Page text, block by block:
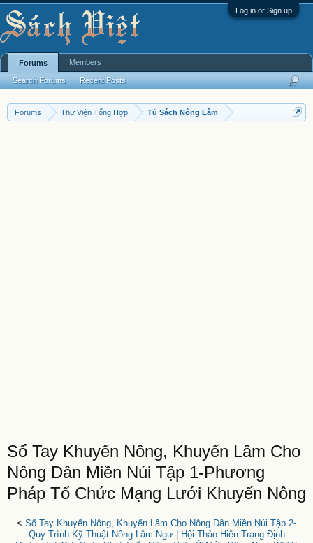
Log in or Sign up
Forums Thư Viện Tổng Hợp Tủ Sách Nông Lâm
Sổ Tay Khuyến Nông, Khuyến Lâm Cho
Nông Dân Miền Núi Tập 1-Phương
Pháp Tổ Chức Mạng Lưới Khuyến Nông
< Sổ Tay Khuyến Nông, Khuyến Lâm Cho Nông Dân Miền Núi Tập 2-
Quy Trình Kỹ Thuật Nông-Lâm-Ngư|
Hội Thảo Hiện Trạng Định
Forums
Search Forums Recent Posts
Members